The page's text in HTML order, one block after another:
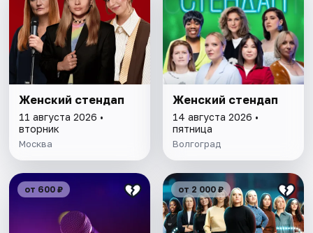
Женский стендап
11 августа 2026 •
вторник
Москва
Женский стендап
14 августа 2026 •
пятница
Волгоград
от 600 ₽ от 2 000 ₽